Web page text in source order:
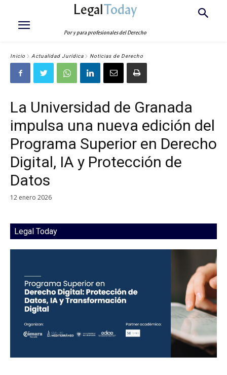
LegalToday
Por y para profesionales del Derecho
Inicio Actualidad Jurídica Noticias de Derecho
La Universidad de Granada
impulsa una nueva edición del
Programa Superior en Derecho
Digital, IA y Protección de
Datos
12 enero 2026
Legal Today